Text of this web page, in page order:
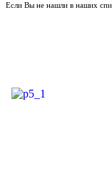
Если Вы не нашли в наших